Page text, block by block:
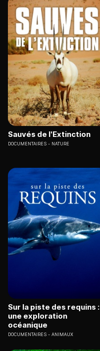
Sauvés de l'Extinction
DOCUMENTAIRES NATURE
Sur la piste des requins :
une exploration
océanique
DOCUMENTAIRES ANIMAUX